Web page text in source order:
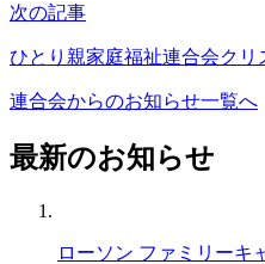
次の記事
ひとり親家庭福祉連合会クリ
連合会からのお知らせ一覧へ
最新のお知らせ
ローソン ファミリーキ